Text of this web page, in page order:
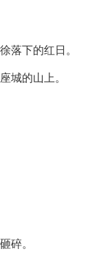
落下的红日。
城的山上。
碎。